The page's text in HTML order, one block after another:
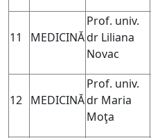
11 MEDICINĂ
Prof. univ.
dr Liliana
Novac
12 MEDICINĂ
Prof. univ.
dr Maria
Moţa